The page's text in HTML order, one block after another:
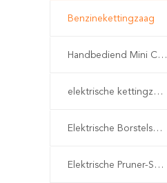
Benzinekettingzaag
Handbediend Mini Chainsaw
elektrische kettingzaag
Elektrische Borstelsnijder
Elektrische Pruner-Scharen